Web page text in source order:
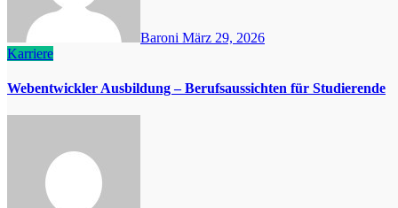
Baroni März 29, 2026
Karriere
Webentwickler Ausbildung – Berufsaussichten für Studierende